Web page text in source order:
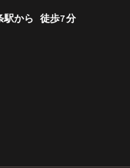
駅から 徒歩7分